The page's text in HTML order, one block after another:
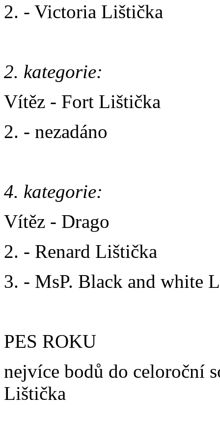
2. - Victoria Lištička
2. kategorie:
Vítěz - Fort Lištička
2. - nezadáno
4. kategorie:
Vítěz - Drago
2. - Renard Lištička
3. - MsP. Black and white
PES ROKU
nejvíce bodů do celoroční
Lištička